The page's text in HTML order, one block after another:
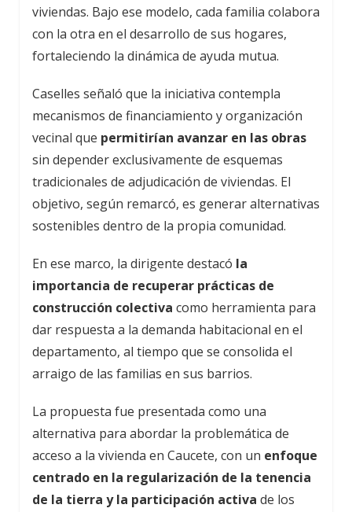
viviendas. Bajo ese modelo, cada familia colabora
con la otra en el desarrollo de sus hogares,
fortaleciendo la dinámica de ayuda mutua.
Caselles señaló que la iniciativa contempla
mecanismos de financiamiento y organización
vecinal que permitirían avanzar en las obras
sin depender exclusivamente de esquemas
tradicionales de adjudicación de viviendas. El
objetivo, según remarcó, es generar alternativas
sostenibles dentro de la propia comunidad.
En ese marco, la dirigente destacó la
importancia de recuperar prácticas de
construcción colectiva como herramienta para
dar respuesta a la demanda habitacional en el
departamento, al tiempo que se consolida el
arraigo de las familias en sus barrios.
La propuesta fue presentada como una
alternativa para abordar la problemática de
acceso a la vivienda en Caucete, con un enfoque
centrado en la regularización de la tenencia
de la tierra y la participación activa de los